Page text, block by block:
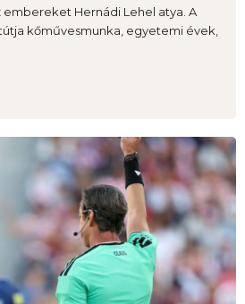
embereket Hernádi Lehel atya. A
kőművesmunka, egyetemi évek,